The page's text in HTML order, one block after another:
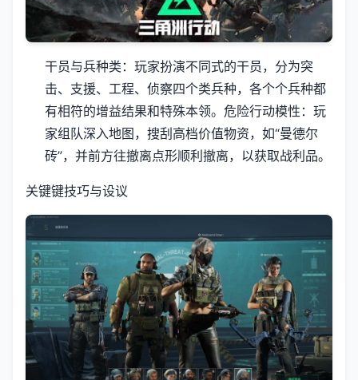
干员与兵种类 ：玩家扮演不同式的干员，分为突
击、支援、工程、侦察四个类兵种，各个个兵种都
有相符的增益结果和特殊本领。 危险行动模性 ：玩
家组队深入地图，搜刮高档价值物资，如“曼德尔
砖”，并前方往撤离点形顺利撤离，以获取战利品。
关键键技巧与设议